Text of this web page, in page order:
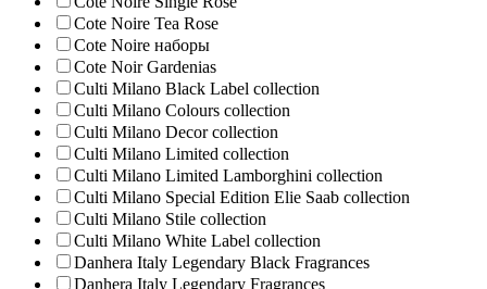
Cote Noire Tea Rose
Cote Noire наборы
Cote Noir Gardenias
Culti Milano Black Label collection
Culti Milano Colours collection
Culti Milano Decor collection
Culti Milano Limited collection
Culti Milano Limited Lamborghini collection
Culti Milano Special Edition Elie Saab collection
Culti Milano Stile collection
Culti Milano White Label collection
Danhera Italy Legendary Black Fragrances
Danhera Italy Legendary Fragrances